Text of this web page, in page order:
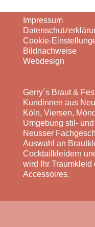
Impressum
Cookie-
Bildnachweise
Webdesign
Gerry´s Braut &
Kundinnen aus
Köln, Viersen,
Umgebung stil-
Neusser
Auswahl an
Cocktailkleidern
wird Ihr Traumkleid
Accessoires.